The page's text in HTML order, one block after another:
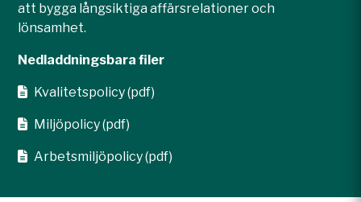
att bygga långsiktiga affärsrelationer och
lönsamhet.
Nedladdningsbara filer
Kvalitetspolicy (pdf)
Miljöpolicy (pdf)
Arbetsmiljöpolicy (pdf)